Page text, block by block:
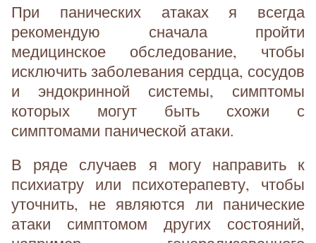
При панических атаках я всегда
рекомендую сначала пройти
медицинское обследование, чтобы
исключить заболевания сердца, сосудов
и эндокринной системы, симптомы
которых могут быть схожи с
симптомами панической атаки.
В ряде случаев я могу направить к
психиатру или психотерапевту, чтобы
уточнить, не являются ли панические
атаки симптомом других состояний,